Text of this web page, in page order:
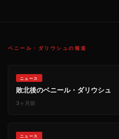
ベニール・ダリウシュの報道
ニュース
敗北後のベニール・ダリウシュ
3ヶ月前
ニュース